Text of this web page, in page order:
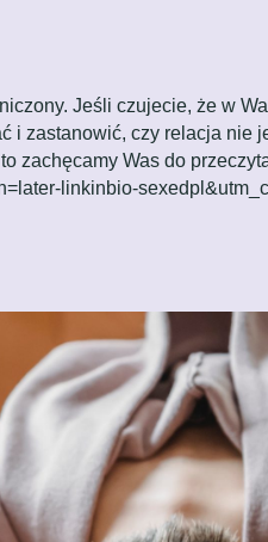
Jeśli czujecie, że w
i zastanowić, czy relacja nie
zachęcamy Was do
linkinbio-